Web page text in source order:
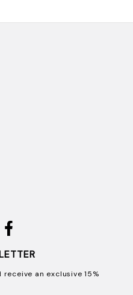
an exclusive 15%